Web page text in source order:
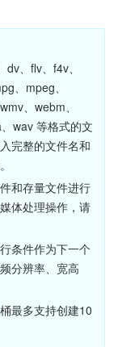
、flv、f4v、
、mpeg、
、webm、
wav 等格式的文
完整的文件名和
和存量文件进行
体处理操作，请
条件作为下一个
分辨率、宽高
最多支持创建10